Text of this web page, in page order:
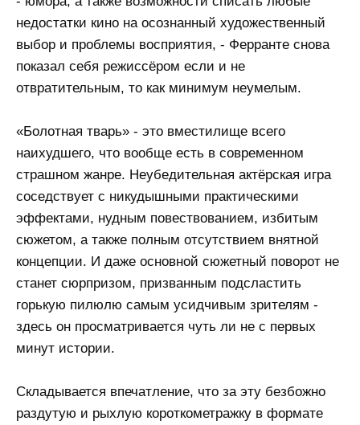
недостатки кино на осознанный художественный
выбор и проблемы восприятия, - Ферранте снова
показал себя режиссёром если и не
отвратительным, то как минимум неумелым.
«Болотная тварь» - это вместилище всего
наихудшего, что вообще есть в современном
страшном жанре. Неубедительная актёрская игра
соседствует с никудышными практическими
эффектами, нудным повествованием, избитым
сюжетом, а также полным отсутствием внятной
концепции. И даже основной сюжетный поворот не
станет сюрпризом, призванным подсластить
горькую пилюлю самым усидчивым зрителям -
здесь он просматривается чуть ли не с первых
минут истории.
Складывается впечатление, что за эту безбожно
раздутую и рыхлую короткометражку в формате